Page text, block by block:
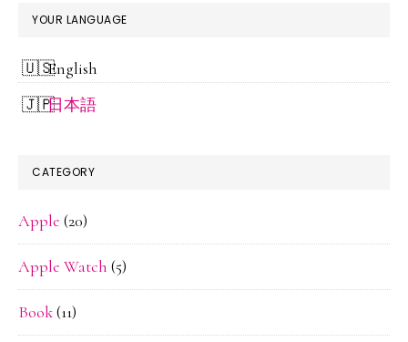
YOUR LANGUAGE
English
日本語
CATEGORY
Apple (20)
Apple Watch (5)
Book(11)